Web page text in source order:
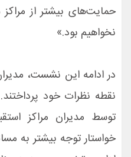
حمایت‌های بیشتر از مراکز
نخواهیم بود.»
در ادامه این نشست،
نقطه نظرات خود
توسط مدیران مراکز
خواستار توجه بیشتر به